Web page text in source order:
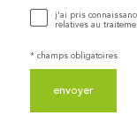
r
o
n
E
I
N
E
O
Validation
j'ai pris
relatives au
* champs obligatoires
envoyer